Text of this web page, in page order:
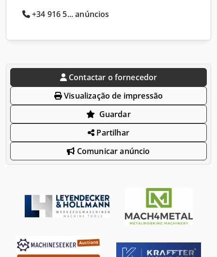
+34 916 5... anúncios
Contactar o fornecedor
Visualização de impressão
Guardar
Partilhar
Comunicar anúncio